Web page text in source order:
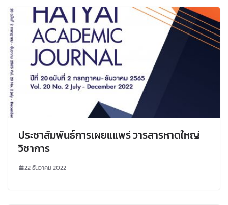
ประชาสัมพันธ์การเผยแแพร่ วารสารหาดใหญ่
วิชาการ
22 ธันวาคม 2022